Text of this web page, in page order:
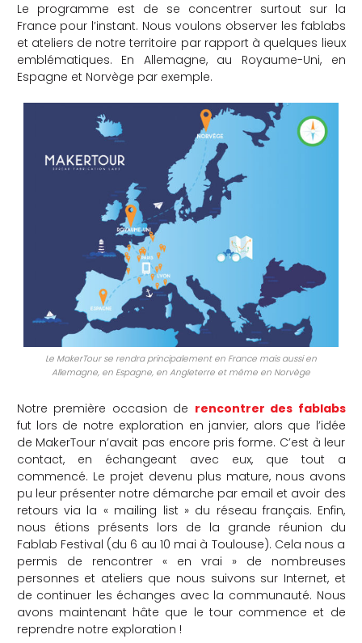
Le programme est de se concentrer surtout sur la
France pour l’instant. Nous voulons observer les fablabs
et ateliers de notre territoire par rapport à quelques lieux
emblématiques. En Allemagne, au Royaume-Uni, en
Espagne et Norvège par exemple.
Le MakerTour se rendra principalement en France mais aussi en
Allemagne, en Espagne, en Angleterre et même en Norvège
Notre première occasion de rencontrer des fablabs
fut lors de notre exploration en janvier, alors que l’idée
de MakerTour n’avait pas encore pris forme. C’est à leur
contact, en échangeant avec eux, que tout a
commencé. Le projet devenu plus mature, nous avons
pu leur présenter notre démarche par email et avoir des
retours via la « mailing list » du réseau français. Enfin,
nous étions présents lors de la grande réunion du
Fablab Festival (du 6 au 10 mai à Toulouse). Cela nous a
permis de rencontrer « en vrai » de nombreuses
personnes et ateliers que nous suivons sur Internet, et
de continuer les échanges avec la communauté. Nous
avons maintenant hâte que le tour commence et de
reprendre notre exploration !